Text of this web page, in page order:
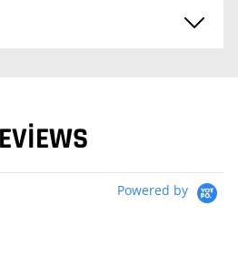
Powered by